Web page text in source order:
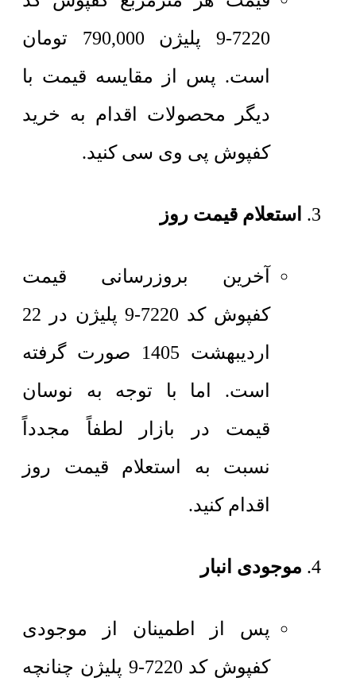
7220-9 پلیژن
790,000
تومان
است. پس از مقایسه قیمت با
دیگر محصولات اقدام به خرید
کفپوش پی وی سی کنید.
استعلام قیمت روز
آخرین بروزرسانی قیمت
کفپوش کد 7220-9 پلیژن در 22
اردیبهشت 1405 صورت گرفته
است. اما با توجه به نوسان
قیمت در بازار لطفاً مجدداً
نسبت به استعلام قیمت روز
اقدام کنید.
موجودی انبار
پس از اطمینان از موجودی
کفپوش کد 7220-9 پلیژن چنانچه